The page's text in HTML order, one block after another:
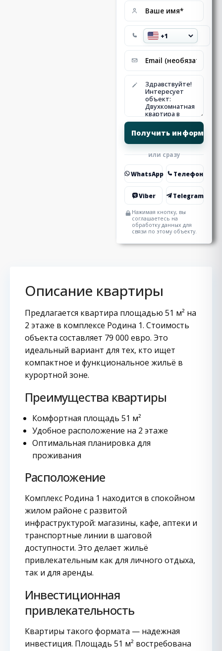
или сразу
WhatsApp Телефон
Viber Telegram
Нажимая кнопку, вы
соглашаетесь на
обработку данных для
связи по этому объекту.
Описание квартиры
Предлагается квартира площадью 51 м² на
2 этаже в комплексе Родина 1. Стоимость
объекта составляет 79 000 евро. Это
идеальный вариант для тех, кто ищет
компактное и функциональное жильё в
курортной зоне.
Преимущества квартиры
Комфортная площадь 51 м²
Удобное расположение на 2 этаже
Оптимальная планировка для
проживания
Расположение
Комплекс Родина 1 находится в спокойном
жилом районе с развитой
инфраструктурой: магазины, кафе, аптеки и
транспортные линии в шаговой
доступности. Это делает жильё
привлекательным как для личного отдыха,
так и для аренды.
Инвестиционная
привлекательность
Квартиры такого формата — надежная
инвестиция. Площадь 51 м² востребована